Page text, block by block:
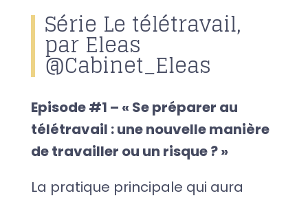
Série Le télétravail,
par Eleas
@Cabinet_Eleas
Episode #1 – « Se préparer au
télétravail : une nouvelle manière
de travailler ou un risque ? »
La pratique principale qui aura